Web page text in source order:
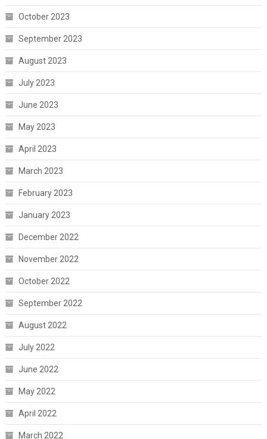
October 2023
September 2023
August 2023
July 2023
June 2023
May 2023
April 2023
March 2023
February 2023
January 2023
December 2022
November 2022
October 2022
September 2022
August 2022
July 2022
June 2022
May 2022
April 2022
March 2022